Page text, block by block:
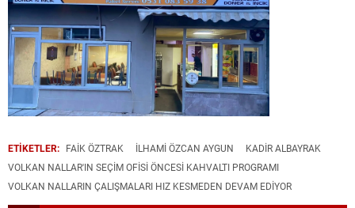
ETİKETLER: FAIK ÖZTRAK İLHAMI ÖZCAN AYGUN
KADIR ALBAYRAK
VOLKAN NALLAR'IN SEÇİM OFİSİ ÖNCESİ KAHVALTI PROGRAMI
VOLKAN NALLARIN ÇALIŞMALARI HIZ KESMEDEN DEVAM EDIYOR